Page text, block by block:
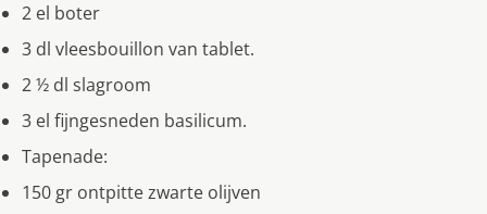
2 el boter
3 dl vleesbouillon van tablet.
2 ½ dl slagroom
3 el fijngesneden basilicum.
Tapenade:
150 gr ontpitte zwarte olijven